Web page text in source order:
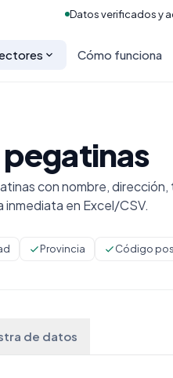
Datos verificados y
Cómo funciona
con nombre,
en Excel/CSV.
Provincia Código
de datos